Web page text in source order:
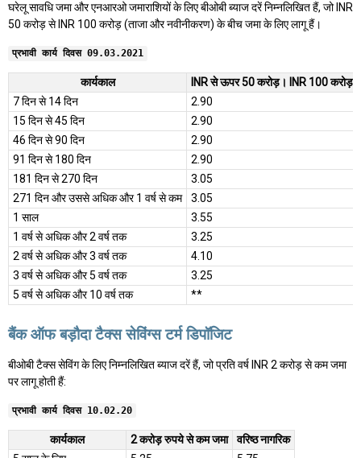
घरेलू सावधि जमा और एनआरओ जमाराशियों के लिए बीओबी ब्याज दरें निम्नलिखित हैं, जो INR
50 करोड़ से INR 100 करोड़ (ताजा और नवीनीकरण) के बीच जमा के लिए लागू हैं।
प्रभावी कार्य दिवस 09.03.2021
कार्यकाल
INR से ऊपर 50 करोड़। INR 100 करोड़
7 दिन से 14 दिन
2.90
15 दिन से 45 दिन
2.90
46 दिन से 90 दिन
2.90
91 दिन से 180 दिन
2.90
181 दिन से 270 दिन
3.05
271 दिन और उससे अधिक और 1 वर्ष से कम
3.05
1 साल
3.55
1 वर्ष से अधिक और 2 वर्ष तक
3.25
2 वर्ष से अधिक और 3 वर्ष तक
4.10
3 वर्ष से अधिक और 5 वर्ष तक
3.25
5 वर्ष से अधिक और 10 वर्ष तक
**
बैंक ऑफ बड़ौदा टैक्स सेविंग्स टर्म डिपॉजिट
बीओबी टैक्स सेविंग के लिए निम्नलिखित ब्याज दरें हैं, जो प्रति वर्ष INR 2 करोड़ से कम जमा
पर लागू होती हैं:
प्रभावी कार्य दिवस 10.02.20
कार्यकाल 2 करोड़ रुपये से कम जमा
वरिष्ठ नागरिक